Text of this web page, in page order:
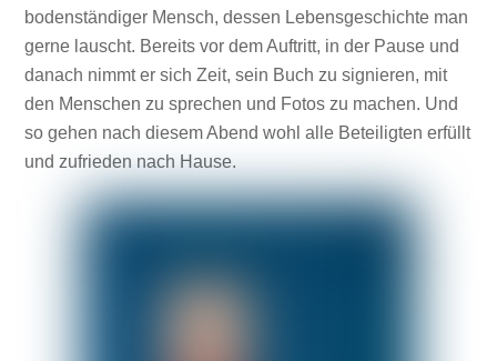
bodenständiger Mensch, dessen Lebensgeschichte man
gerne lauscht. Bereits vor dem Auftritt, in der Pause und
danach nimmt er sich Zeit, sein Buch zu signieren, mit
den Menschen zu sprechen und Fotos zu machen. Und
so gehen nach diesem Abend wohl alle Beteiligten erfüllt
und zufrieden nach Hause.